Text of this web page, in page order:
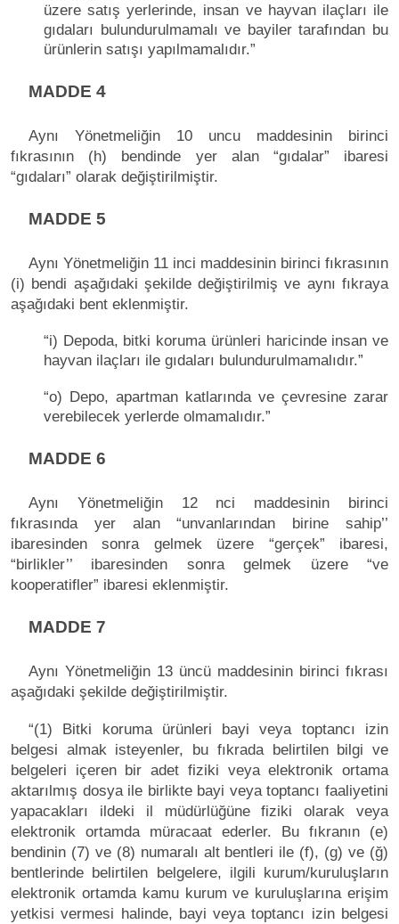
üzere satış yerlerinde, insan ve hayvan ilaçları ile
gıdaları bulundurulmamalı ve bayiler tarafından bu
ürünlerin satışı yapılmamalıdır.”
MADDE 4
Aynı Yönetmeliğin 10 uncu maddesinin birinci
fıkrasının (h) bendinde yer alan “gıdalar” ibaresi
“gıdaları” olarak değiştirilmiştir.
MADDE 5
Aynı Yönetmeliğin 11 inci maddesinin birinci fıkrasının
(i) bendi aşağıdaki şekilde değiştirilmiş ve aynı fıkraya
aşağıdaki bent eklenmiştir.
“i) Depoda, bitki koruma ürünleri haricinde insan ve
hayvan ilaçları ile gıdaları bulundurulmamalıdır.”
“o) Depo, apartman katlarında ve çevresine zarar
verebilecek yerlerde olmamalıdır.”
MADDE 6
Aynı Yönetmeliğin 12 nci maddesinin birinci
fıkrasında yer alan “unvanlarından birine sahip’’
ibaresinden sonra gelmek üzere “gerçek” ibaresi,
“birlikler’’ ibaresinden sonra gelmek üzere “ve
kooperatifler” ibaresi eklenmiştir.
MADDE 7
Aynı Yönetmeliğin 13 üncü maddesinin birinci fıkrası
aşağıdaki şekilde değiştirilmiştir.
“(1) Bitki koruma ürünleri bayi veya toptancı izin
belgesi almak isteyenler, bu fıkrada belirtilen bilgi ve
belgeleri içeren bir adet fiziki veya elektronik ortama
aktarılmış dosya ile birlikte bayi veya toptancı faaliyetini
yapacakları ildeki il müdürlüğüne fiziki olarak veya
elektronik ortamda müracaat ederler. Bu fıkranın (e)
bendinin (7) ve (8) numaralı alt bentleri ile (f), (g) ve (ğ)
bentlerinde belirtilen belgelere, ilgili kurum/kuruluşların
elektronik ortamda kamu kurum ve kuruluşlarına erişim
yetkisi vermesi halinde, bayi veya toptancı izin belgesi